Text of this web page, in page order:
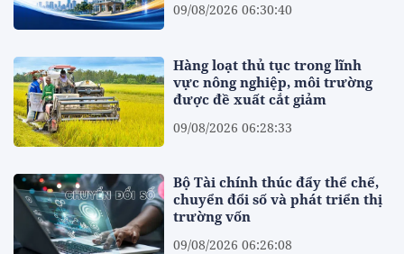
09/08/2026 06:30:40
Hàng loạt thủ tục trong lĩnh
vực nông nghiệp, môi trường
được đề xuất cắt giảm
09/08/2026 06:28:33
Bộ Tài chính thúc đẩy thể chế,
chuyển đổi số và phát triển thị
trường vốn
09/08/2026 06:26:08